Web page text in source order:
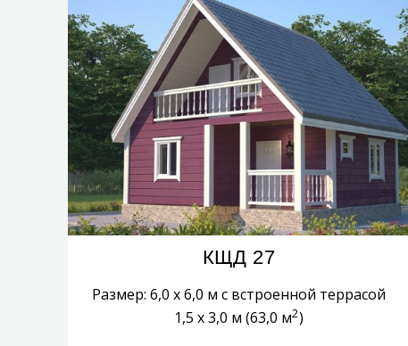
КЩД 27
Размер: 6,0 х 6,0 м с встроенной террасой
1,5 х 3,0 м (63,0 м2)